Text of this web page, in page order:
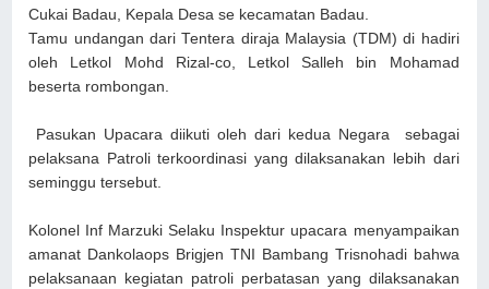
Cukai Badau, Kepala Desa se kecamatan Badau.
Tamu undangan dari Tentera diraja Malaysia (TDM) di hadiri
oleh Letkol Mohd Rizal-co, Letkol Salleh bin Mohamad
beserta rombongan.
Pasukan Upacara diikuti oleh dari kedua Negara sebagai
pelaksana Patroli terkoordinasi yang dilaksanakan lebih dari
seminggu tersebut.
Kolonel Inf Marzuki Selaku Inspektur upacara menyampaikan
amanat Dankolaops Brigjen TNI Bambang Trisnohadi bahwa
pelaksanaan kegiatan patroli perbatasan yang dilaksanakan